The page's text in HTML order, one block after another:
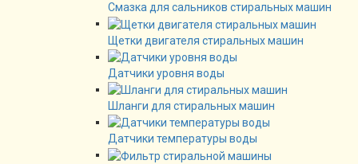
Смазка для сальников стиральных машин
Щетки двигателя стиральных машин
Датчики уровня воды
Шланги для стиральных машин
Датчики температуры воды